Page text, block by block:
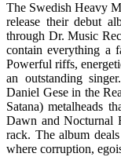
The Swedish Heavy
release their debut
through Dr. Music
contain everything a
Powerful riffs,
an outstanding
Daniel Gese in the
Satana) metalheads
Dawn and Nocturnal
rack. The album
where corruption,